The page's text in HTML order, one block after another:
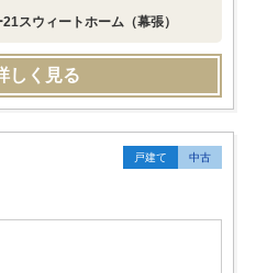
スウィートホーム（幕張）
しく見る
戸建て 中古